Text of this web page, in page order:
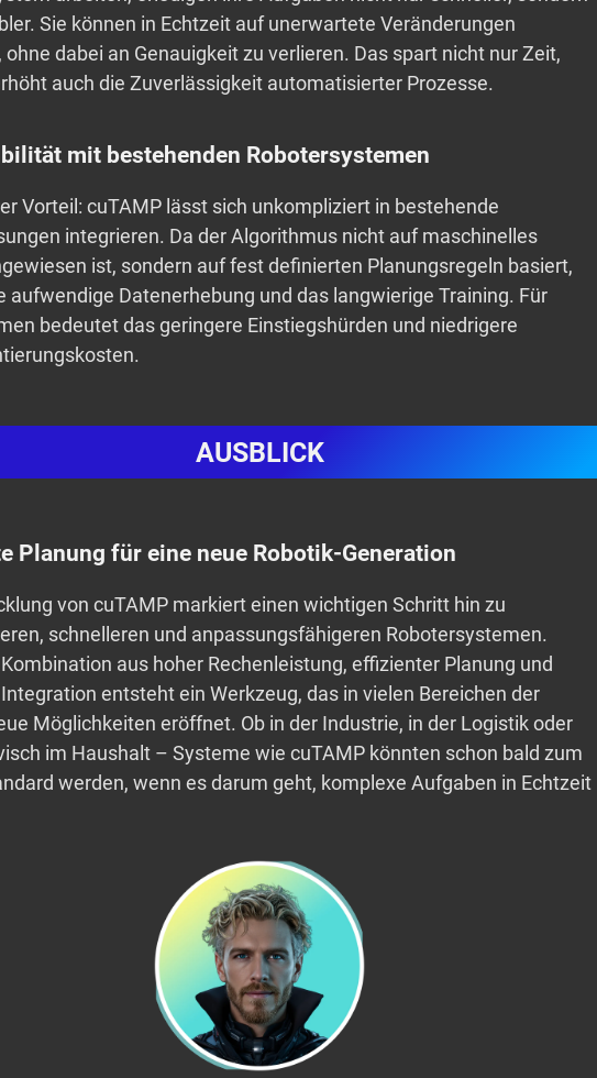
Sie können in Echtzeit auf unerwartete Veränderungen
ohne dabei an Genauigkeit zu verlieren. Das spart nicht nur Zeit,
auch die Zuverlässigkeit automatisierter Prozesse.
mit bestehenden Robotersystemen
Vorteil: cuTAMP lässt sich unkompliziert in bestehende
integrieren. Da der Algorithmus nicht auf maschinelles
ist, sondern auf fest definierten Planungsregeln basiert,
aufwendige Datenerhebung und das langwierige Training. Für
bedeutet das geringere Einstiegshürden und niedrigere
AUSBLICK
Planung für eine neue Robotik-Generation
von cuTAMP markiert einen wichtigen Schritt hin zu
schnelleren und anpassungsfähigeren Robotersystemen.
aus hoher Rechenleistung, effizienter Planung und
entsteht ein Werkzeug, das in vielen Bereichen der
Möglichkeiten eröffnet. Ob in der Industrie, in der Logistik oder
im Haushalt – Systeme wie cuTAMP könnten schon bald zum
werden, wenn es darum geht, komplexe Aufgaben in Echtzeit